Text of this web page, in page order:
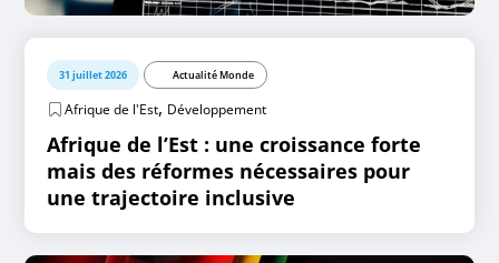
31 juillet 2026 Actualité Monde
Afrique de l'Est, Développement
Afrique de l’Est : une croissance forte
mais des réformes nécessaires pour
une trajectoire inclusive